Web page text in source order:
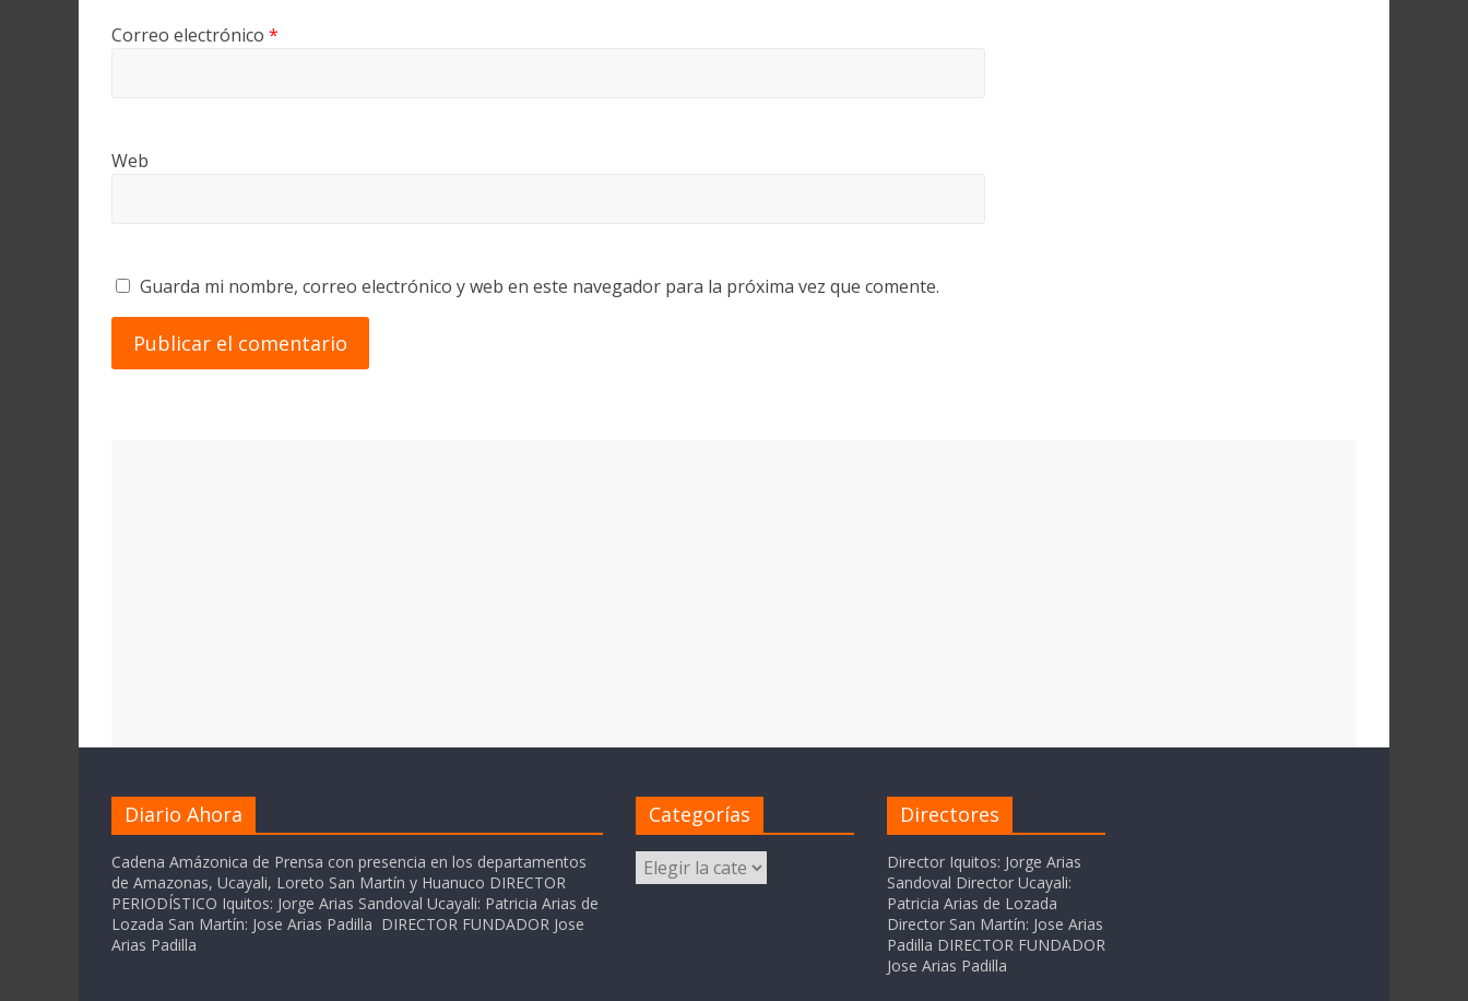
Correo electrónico *
Web
Guarda mi nombre, correo electrónico y web en este navegador para la próxima vez que comente.
Diario Ahora
Cadena Amázonica de Prensa con presencia en los departamentos
de Amazonas, Ucayali, Loreto San Martín y Huanuco DIRECTOR
PERIODÍSTICO Iquitos: Jorge Arias Sandoval Ucayali: Patricia Arias de
Lozada San Martín: Jose Arias Padilla DIRECTOR FUNDADOR Jose
Arias Padilla
Categorías
Categorías
Directores
Director Iquitos: Jorge Arias
Sandoval Director Ucayali:
Patricia Arias de Lozada
Director San Martín: Jose Arias
Padilla DIRECTOR FUNDADOR
Jose Arias Padilla